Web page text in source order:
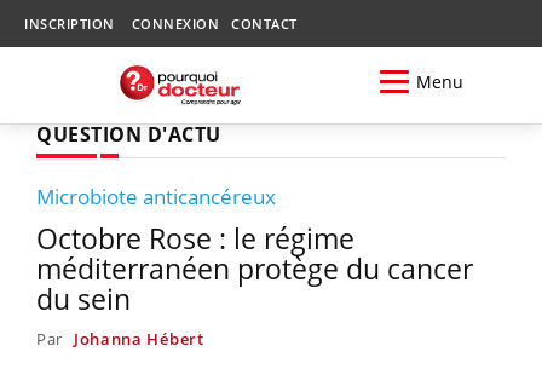
INSCRIPTION CONNEXION CONTACT
Menu
QUESTION D'ACTU
Microbiote anticancéreux
Octobre Rose : le régime
méditerranéen protège du cancer
du sein
Par Johanna Hébert